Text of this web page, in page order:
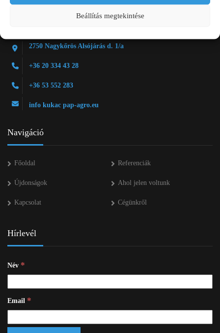
Beállítás megtekintése
2750 Nagykőrös Alsójárás d. 1/a
+36 20 334 43 28
+36 53 552 283
info kukac pap-agro.eu
Navigáció
Főoldal Referenciák
Újdonságok Ahol jelen voltunk
Kapcsolat Cégünkről
Hírlevél
Név *
Email *